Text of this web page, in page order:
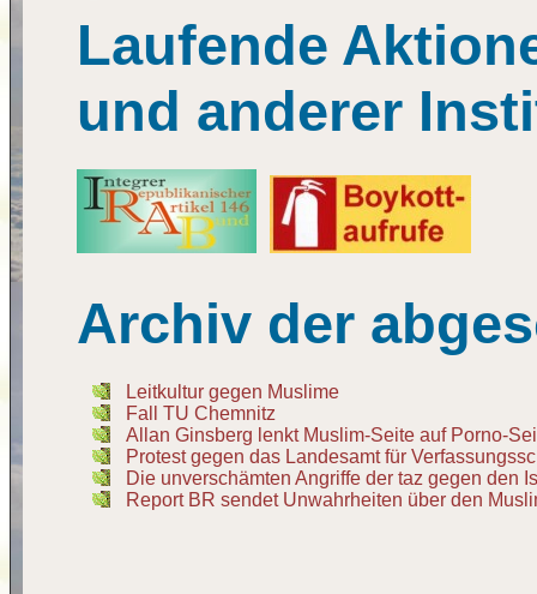
Laufende
und anderer
Archiv der
Leitkultur gegen Muslime
Fall TU Chemnitz
Allan Ginsberg lenkt Muslim-Seite auf Porno-
Protest gegen das Landesamt für
Die unverschämten Angriffe der taz gegen den
Report BR sendet Unwahrheiten über den